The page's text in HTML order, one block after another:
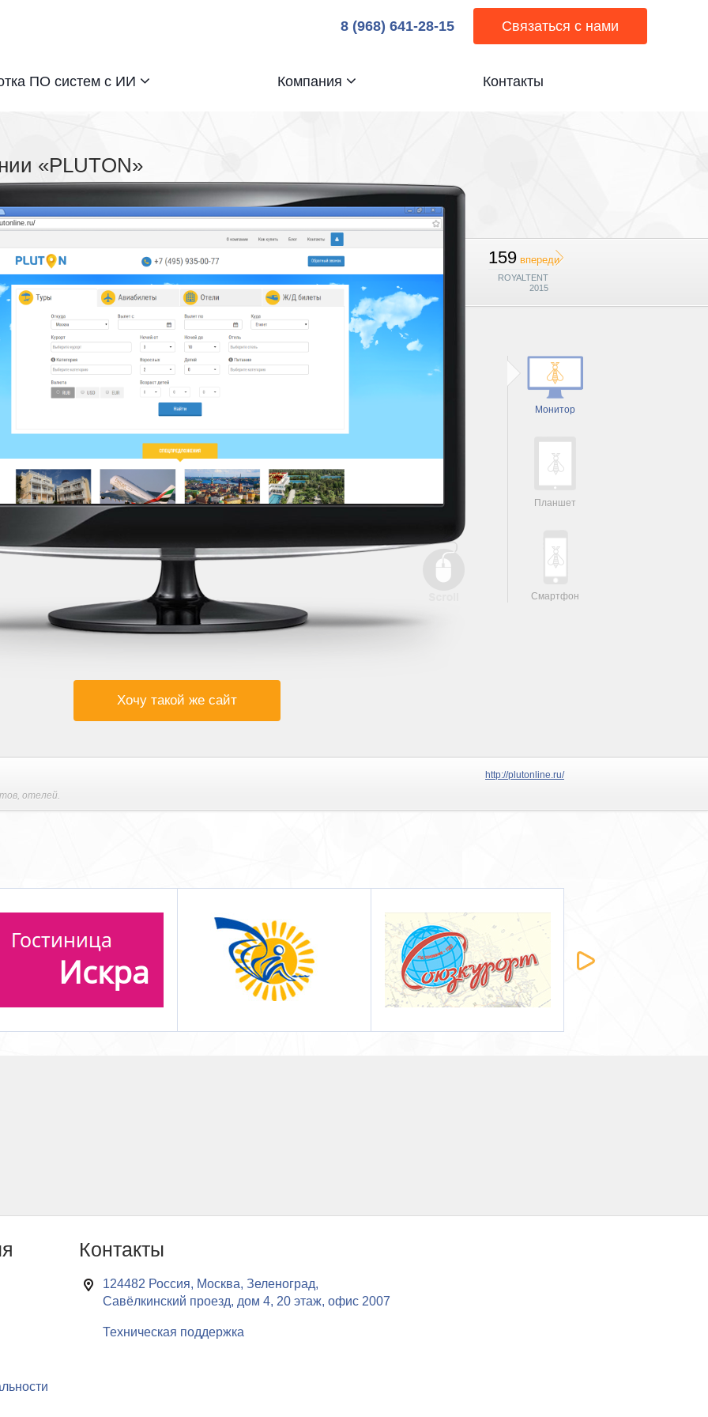
ПО систем с ИИ Компания Контакты
8 (968) 641-28-15 Связаться с нами
159 впереди
ROYALTENT
2015
«PLUTON»
Монитор
Планшет
Смартфон
Хочу такой же сайт
, отелей.
http://plutonline.ru/
Курортная Сеть 2014
Информационная
Курортная Сеть 2013
Контакты
124482 Россия, Москва, Зеленоград,
Савёлкинский проезд, дом 4, 20 этаж, офис 2007
Техническая поддержка